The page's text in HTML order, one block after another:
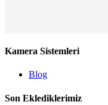
Kamera Sistemleri
Blog
Son Eklediklerimiz